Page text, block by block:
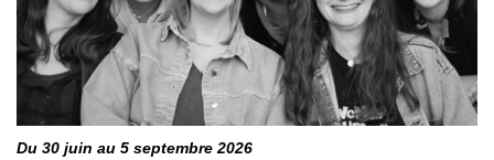
Du 30 juin au 5 septembre 2026